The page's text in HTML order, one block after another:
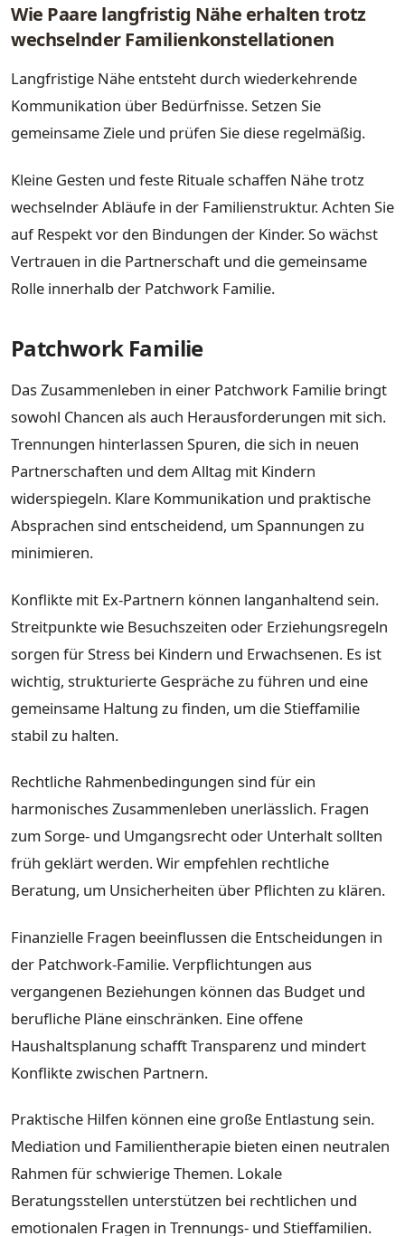
Wie Paare langfristig Nähe erhalten trotz
wechselnder Familienkonstellationen
Langfristige Nähe entsteht durch wiederkehrende
Kommunikation über Bedürfnisse. Setzen Sie
gemeinsame Ziele und prüfen Sie diese regelmäßig.
Kleine Gesten und feste Rituale schaffen Nähe trotz
wechselnder Abläufe in der Familienstruktur. Achten Sie
auf Respekt vor den Bindungen der Kinder. So wächst
Vertrauen in die Partnerschaft und die gemeinsame
Rolle innerhalb der Patchwork Familie.
Patchwork Familie
Das Zusammenleben in einer Patchwork Familie bringt
sowohl Chancen als auch Herausforderungen mit sich.
Trennungen hinterlassen Spuren, die sich in neuen
Partnerschaften und dem Alltag mit Kindern
widerspiegeln. Klare Kommunikation und praktische
Absprachen sind entscheidend, um Spannungen zu
minimieren.
Konflikte mit Ex-Partnern können langanhaltend sein.
Streitpunkte wie Besuchszeiten oder Erziehungsregeln
sorgen für Stress bei Kindern und Erwachsenen. Es ist
wichtig, strukturierte Gespräche zu führen und eine
gemeinsame Haltung zu finden, um die Stieffamilie
stabil zu halten.
Rechtliche Rahmenbedingungen sind für ein
harmonisches Zusammenleben unerlässlich. Fragen
zum Sorge- und Umgangsrecht oder Unterhalt sollten
früh geklärt werden. Wir empfehlen rechtliche
Beratung, um Unsicherheiten über Pflichten zu klären.
Finanzielle Fragen beeinflussen die Entscheidungen in
der Patchwork-Familie. Verpflichtungen aus
vergangenen Beziehungen können das Budget und
berufliche Pläne einschränken. Eine offene
Haushaltsplanung schafft Transparenz und mindert
Konflikte zwischen Partnern.
Praktische Hilfen können eine große Entlastung sein.
Mediation und Familientherapie bieten einen neutralen
Rahmen für schwierige Themen. Lokale
Beratungsstellen unterstützen bei rechtlichen und
emotionalen Fragen in Trennungs- und Stieffamilien.